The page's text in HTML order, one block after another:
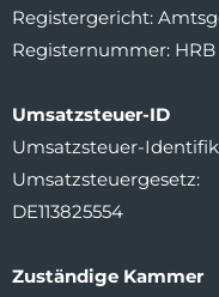
Registergericht:
Registernummer: HRB
Umsatzsteuer-ID
Umsatzsteuer-
Umsatzsteuergesetz:
DE113825554
Zuständige Kammer